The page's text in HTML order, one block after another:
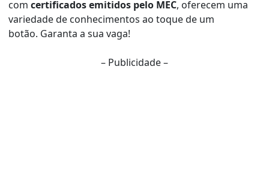
com certificados emitidos pelo MEC, oferecem uma
variedade de conhecimentos ao toque de um
botão. Garanta a sua vaga!
– Publicidade –